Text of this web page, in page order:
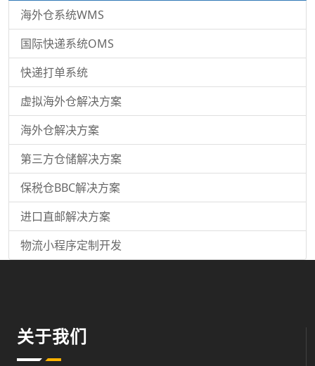
海外仓系统WMS
国际快递系统OMS
快递打单系统
虚拟海外仓解决方案
海外仓解决方案
第三方仓储解决方案
保税仓BBC解决方案
进口直邮解决方案
物流小程序定制开发
关于我们